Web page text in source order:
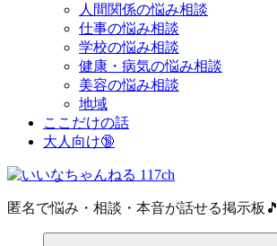
人間関係の悩み相談
仕事の悩み相談
学校の悩み相談
健康・病気の悩み相談
美容の悩み相談
地域
ここだけの話
大人向け🔞
匿名で悩み・相談・本音が話せる掲示板🎵